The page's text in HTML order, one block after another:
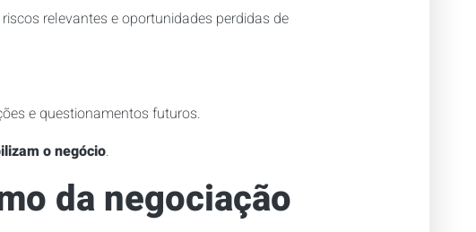
relevantes e oportunidades perdidas de
e questionamentos futuros.
o negócio.
da negociação